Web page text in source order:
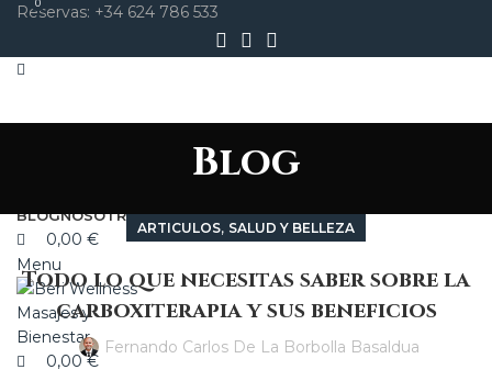
Reservas: +34 624 786 533
Search
TRATAMIENTOS FACIALES
TRATAMIENTOS CORPORALES
BLOGNOSOTROSCONTACTOMI CUENTA
0
0,00 €
Menu
0
0,00€
Blog
ARTICULOS, SALUD Y BELLEZA
Todo lo que necesitas saber sobre la
carboxiterapia y sus beneficios
Fernando Carlos De La Borbolla Basaldua